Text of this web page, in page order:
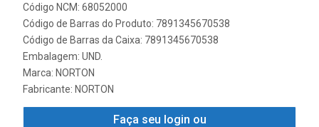
Código NCM: 68052000
Código de Barras do Produto: 7891345670538
Código de Barras da Caixa: 7891345670538
Embalagem: UND.
Marca: NORTON
Fabricante: NORTON
Faça seu login ou